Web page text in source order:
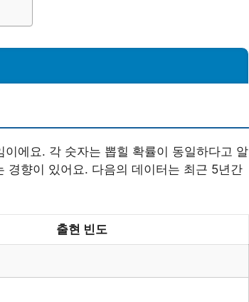
에요. 각 숫자는 뽑힐 확률이 동일하다고 알
경향이 있어요. 다음의 데이터는 최근 5년간
출현 빈도